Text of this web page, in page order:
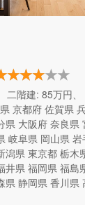
二階建: 85万円
京都府 佐賀県
県 大阪府 奈良県
岐阜県 岡山県 岩
潟県 東京都 栃木
井県 福岡県 福島
県 静岡県 香川県